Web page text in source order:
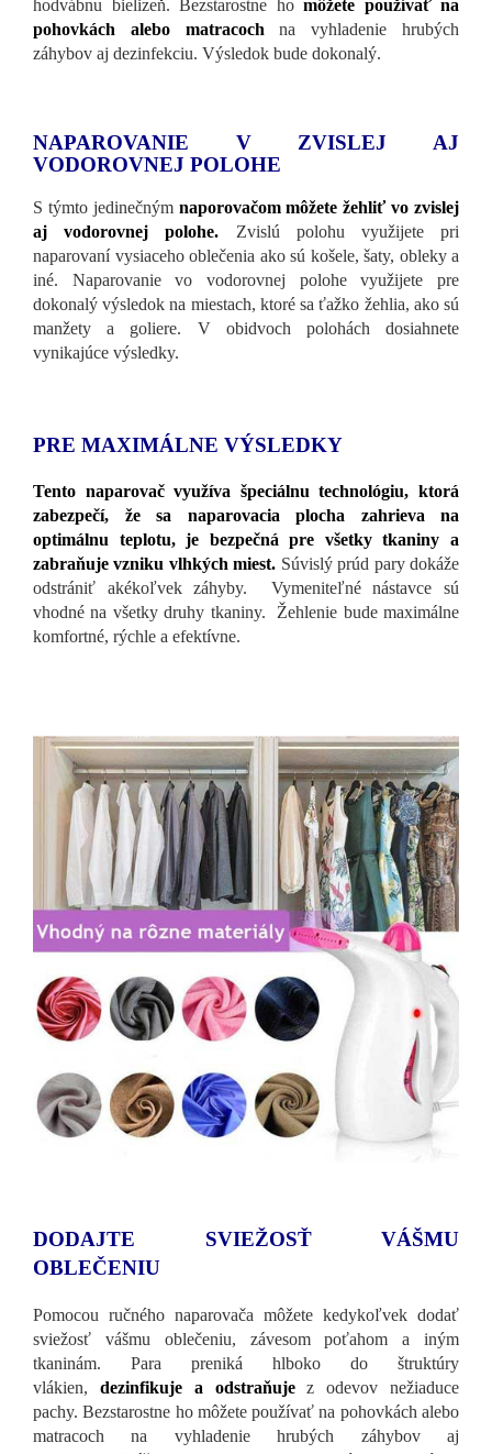
hodvábnu bielizeň. Bezstarostne ho môžete používať na
pohovkách alebo matracoch
na vyhladenie hrubých
záhybov aj dezinfekciu. Výsledok bude dokonalý.
NAPAROVANIE V ZVISLEJ AJ
VODOROVNEJ POLOHE
S týmto jedinečným naporovačom môžete žehliť vo zvislej
aj vodorovnej polohe. Zvislú polohu využijete pri
naparovaní vysiaceho oblečenia ako sú košele, šaty, obleky a
iné. Naparovanie vo vodorovnej polohe využijete pre
dokonalý výsledok na miestach, ktoré sa ťažko žehlia, ako sú
manžety a goliere. V obidvoch polohách dosiahnete
vynikajúce výsledky.
PRE MAXIMÁLNE VÝSLEDKY
Tento naparovač využíva špeciálnu technológiu, ktorá
zabezpečí, že sa naparovacia plocha zahrieva na
optimálnu teplotu, je bezpečná pre všetky tkaniny a
zabraňuje vzniku vlhkých miest. Súvislý prúd pary dokáže
odstrániť akékoľvek záhyby. Vymeniteľné nástavce sú
vhodné na všetky druhy tkaniny. Žehlenie bude maximálne
komfortné, rýchle a efektívne.
DODAJTE SVIEŽOSŤ VÁŠMU
OBLEČENIU
Pomocou ručného naparovača môžete kedykoľvek dodať
sviežosť vášmu oblečeniu, závesom poťahom a iným
tkaninám. Para preniká hlboko do štruktúry
vlákien, dezinfikuje a odstraňujez odevov nežiaduce
pachy. Bezstarostne ho môžete používať na pohovkách alebo
matracoch na vyhladenie hrubých záhybov aj